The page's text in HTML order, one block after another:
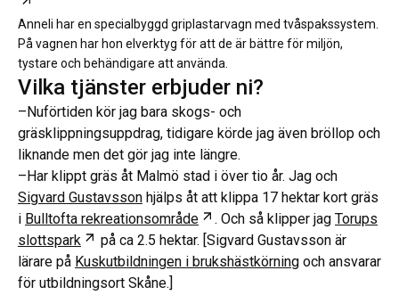
Anneli har en specialbyggd griplastarvagn med tvåspakssystem.
På vagnen har hon elverktyg för att de är bättre för miljön,
tystare och behändigare att använda.
Vilka tjänster erbjuder ni?
–Nuförtiden kör jag bara skogs- och
gräsklippningsuppdrag, tidigare körde jag även bröllop och
liknande men det gör jag inte längre.
–Har klippt gräs åt Malmö stad i över tio år. Jag och
Sigvard Gustavsson hjälps åt att klippa 17 hektar kort gräs
i Bulltofta rekreationsområde Öppnas i ny flik
. Och så klipper jag Torups
slottspark
Öppnas i ny flik
på ca 2.5 hektar. [Sigvard Gustavsson är
lärare på Kuskutbildningen i brukshästkörning och ansvarar
för utbildningsort Skåne.]